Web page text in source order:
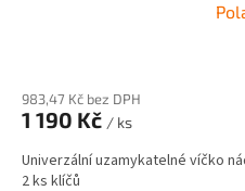
983,47 Kč bez DPH
1 190 Kč / ks
Univerzální uzamykatelné víčko
2 ks klíčů